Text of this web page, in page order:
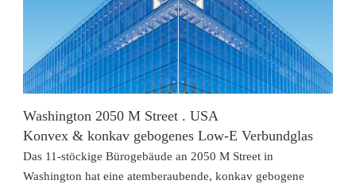
Washington 2050 M Street . USA
Konvex & konkav gebogenes Low-E Verbundglas
Das 11-stöckige Bürogebäude an 2050 M Street in
Washington hat eine atemberaubende, konkav gebogene